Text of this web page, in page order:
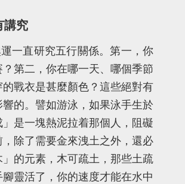
講究
一直研究五行關係。第一，你
第二，你在哪一天、哪個季節
的戰衣是甚麼顏色？這些絕對有
的。譬如游泳，如果泳手生於
」是一塊熱泥拉着那個人，阻礙
除了需要金來洩土之外，還必
」的元素，木可疏土，那些土疏
靈活了，你的速度才能在水中